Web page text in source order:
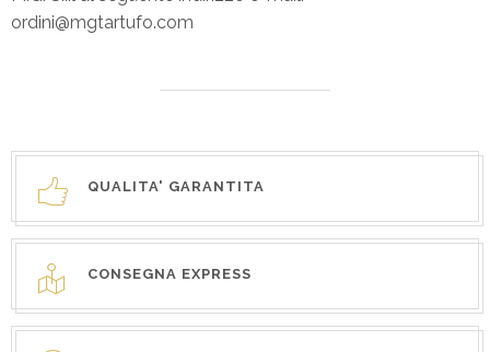
ordini@mgtartufo.com
QUALITA' GARANTITA
CONSEGNA EXPRESS